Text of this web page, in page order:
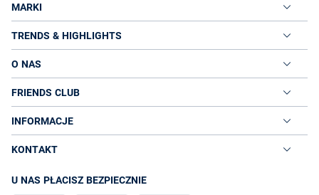
MARKI
TRENDS & HIGHLIGHTS
O NAS
FRIENDS CLUB
INFORMACJE
KONTAKT
U NAS PŁACISZ BEZPIECZNIE